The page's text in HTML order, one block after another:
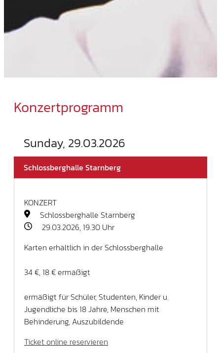
Konzertprogramm
Sunday, 29.03.2026
Schlossberghalle Starnberg
KONZERT
Schlossberghalle Starnberg
29.03.2026, 19.30 Uhr
Karten erhältlich in der Schlossberghalle
34 €, 18 € ermäßigt
ermäßigt für Schüler, Studenten, Kinder u.
Jugendliche bis 18 Jahre, Menschen mit
Behinderung, Auszubildende
Ticket online reservieren